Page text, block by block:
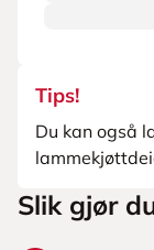
Tips!
Du kan også
Slik gjør